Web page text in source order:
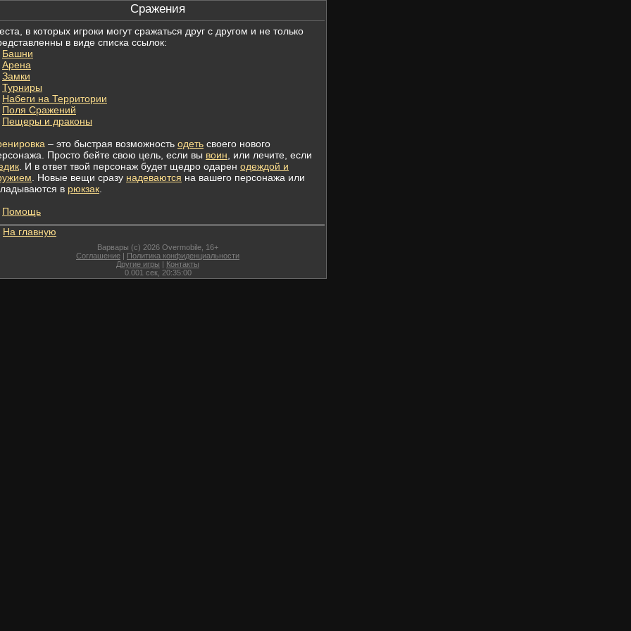
Сражения
в которых игроки могут сражаться друг с другом и не только
в виде списка ссылок:
Башни
Арена
Замки
Турниры
Набеги на Территории
Поля Сражений
Пещеры и драконы
– это быстрая возможность одеть своего нового
Просто бейте свою цель, если вы воин , или лечите, если
. И в ответ твой персонаж будет щедро одарен одеждой и
. Новые вещи сразу надеваются на вашего персонажа или
в рюкзак
Помощь
На главную
Варвары (c) 2026 Overmobile, 16+
Соглашение | Политика конфиденциальности
Другие игры | Контакты
0.001 сек, 20:35:00